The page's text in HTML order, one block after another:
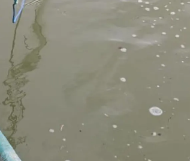
Samsun
Sinop
Sivas
Tekirdağ